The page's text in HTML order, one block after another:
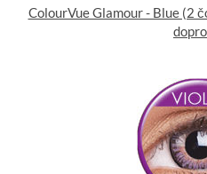
ColourVue Glamour - Blue (2